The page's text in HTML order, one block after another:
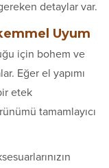
detaylar var.
Uyum
için bohem ve
Eğer el yapımı
etek
tamamlayıcı